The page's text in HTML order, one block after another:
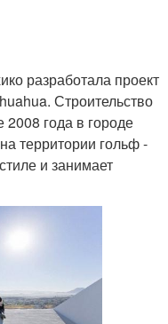
разработала проект
Строительство
года в городе
территории гольф -
и занимает